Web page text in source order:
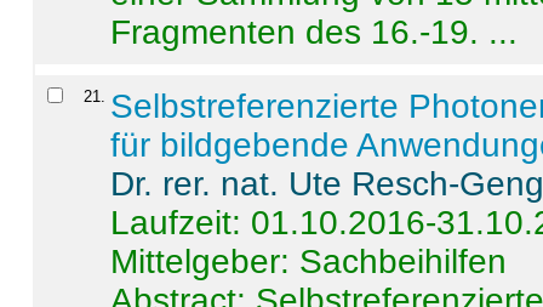
Fragmenten des 16.-19. ...
21
Selbstreferenzierte
für bildgebende
Dr. rer. nat. Ute Resch-
Laufzeit: 01.10.2016-
Mittelgeber: Sachbeihilfen